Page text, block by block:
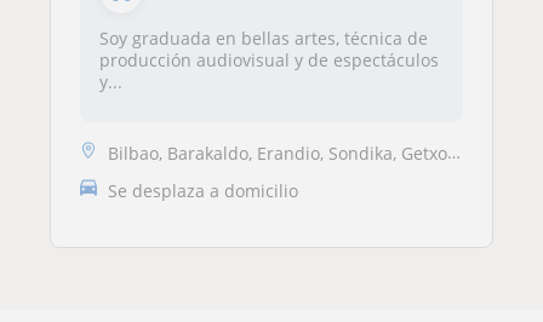
Soy graduada en bellas artes, técnica de
producción audiovisual y de espectáculos
y...
Bilbao, Barakaldo, Erandio, Sondika, Getxo, Leioa
Se desplaza a domicilio